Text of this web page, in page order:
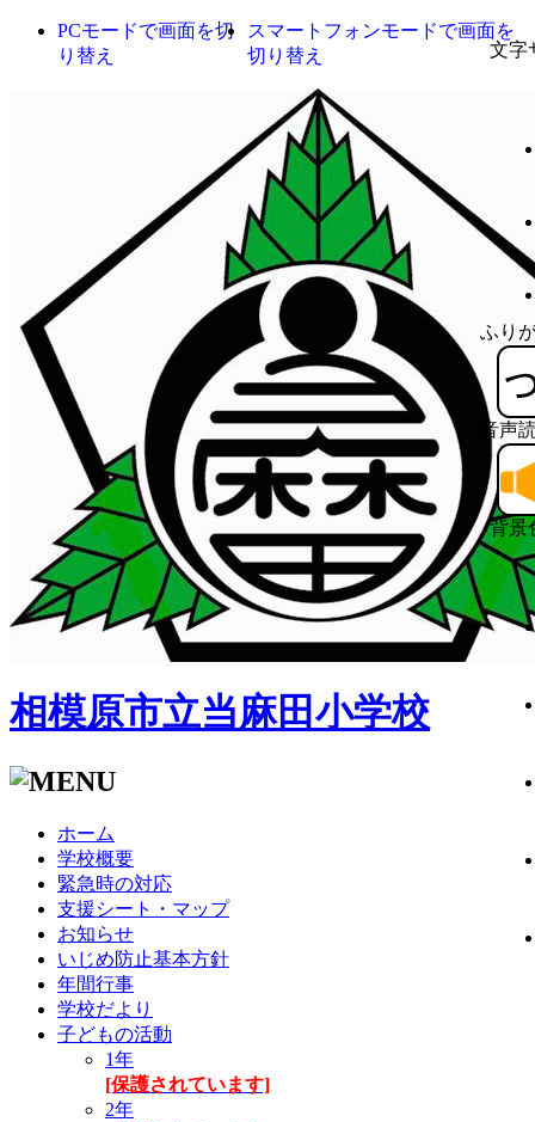
文字
ふり
音声
背景
PCモードで画面を切
り替え
スマートフォンモードで画面を
切り替え
相模原市立当麻田小学校
ホーム
学校概要
緊急時の対応
支援シート・マップ
お知らせ
いじめ防止基本方針
年間行事
学校だより
子どもの活動
1年
[保護されています]
2年